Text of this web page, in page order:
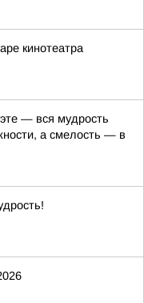
кинотеатра
— вся мудрость
а смелость — в